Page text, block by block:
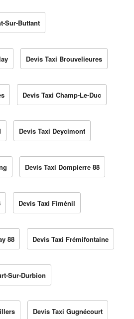
Sur-Buttant
Devis Taxi Brouvelieures
Devis Taxi Champ-Le-Duc
Devis Taxi Deycimont
Devis Taxi Dompierre 88
Devis Taxi Fiménil
88 Devis Taxi Frémifontaine
Sur-Durbion
Devis Taxi Gugnécourt